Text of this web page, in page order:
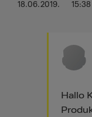
18.06.2019. 15:38
Hallo